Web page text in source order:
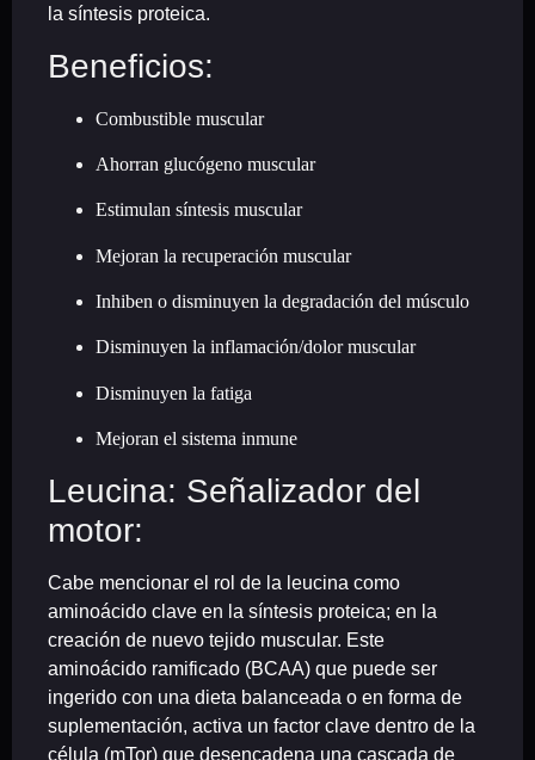
la síntesis proteica.
Beneficios:
Combustible muscular
Ahorran glucógeno muscular
Estimulan síntesis muscular
Mejoran la recuperación muscular
Inhiben o disminuyen la degradación del músculo
Disminuyen la inflamación/dolor muscular
Disminuyen la fatiga
Mejoran el sistema inmune
Leucina: Señalizador del
motor:
Cabe mencionar el rol de la leucina como
aminoácido clave en la síntesis proteica; en la
creación de nuevo tejido muscular. Este
aminoácido ramificado (BCAA) que puede ser
ingerido con una dieta balanceada o en forma de
suplementación, activa un factor clave dentro de la
célula (mTor) que desencadena una cascada de